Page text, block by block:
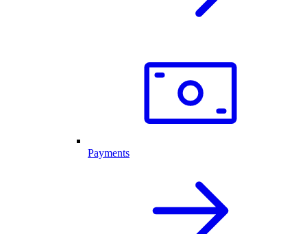
Payments